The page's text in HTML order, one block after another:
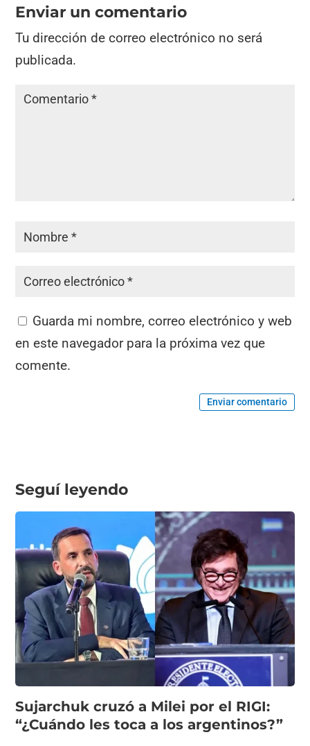
Enviar un comentario
Tu dirección de correo electrónico no será
publicada.
Guarda mi nombre, correo electrónico y web
en este navegador para la próxima vez que
comente.
Enviar comentario
Seguí leyendo
Sujarchuk cruzó a Milei por el RIGI:
“¿Cuándo les toca a los argentinos?”